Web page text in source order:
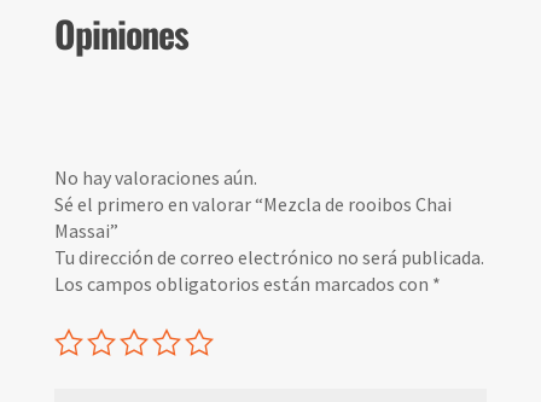
Opiniones
No hay valoraciones aún.
Sé el primero en valorar “Mezcla de rooibos Chai
Massai”
Tu dirección de correo electrónico no será publicada.
Los campos obligatorios están marcados con *